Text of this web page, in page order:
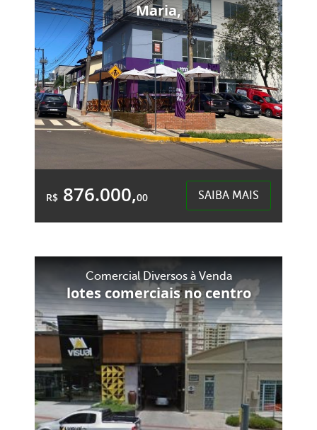
Dist. Industrial Sergio Davi - Xaxim
Maria,
R$ 876.000,00 SAIBA MAIS
141,98m²
Privativa:
103,60m²
Santa Maria - Chapecó
Comercial Diversos à Venda
lotes comerciais no centro